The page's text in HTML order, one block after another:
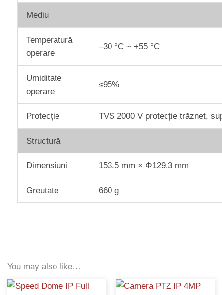
Mediu
Temperatură
operare
–30 °C ~ +55 °C
Umiditate
operare
≤95%
Protecție TVS 2000 V protecție trăznet,
Structură
Dimensiuni 153.5 mm × Φ129.3 mm
Greutate 660 g
You may also like…